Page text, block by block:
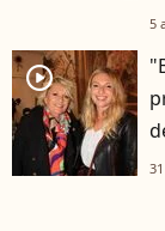
5
player2